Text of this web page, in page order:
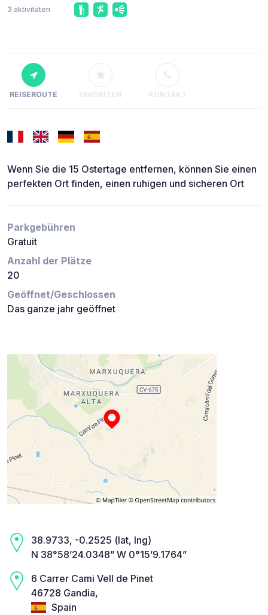
3 aktivitäten
REISEROUTE FAVORITEN KONTAKT
Wenn Sie die 15 Ostertage entfernen, können Sie einen
perfekten Ort finden, einen ruhigen und sicheren Ort
Parkgebühren
Gratuit
Anzahl der Plätze
20
Geöffnet/Geschlossen
Das ganze jahr geöffnet
38.9733, -0.2525 (lat, lng)
N 38°58’24.0348” W 0°15’9.1764”
6 Carrer Cami Vell de Pinet
46728 Gandia,
Spain